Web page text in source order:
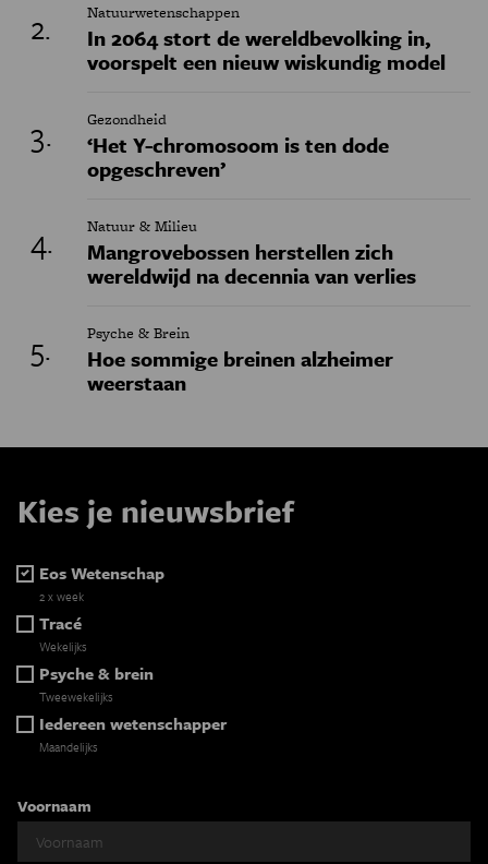
Natuurwetenschappen
In 2064 stort de wereldbevolking in,
voorspelt een nieuw wiskundig model
Gezondheid
‘Het Y-chromosoom is ten dode
opgeschreven’
Natuur & Milieu
Mangrovebossen herstellen zich
wereldwijd na decennia van verlies
Psyche & Brein
Hoe sommige breinen alzheimer
weerstaan
Kies je nieuwsbrief
Eos Wetenschap
2 x week
Tracé
Wekelijks
Psyche & brein
Tweewekelijks
Iedereen wetenschapper
Maandelijks
Voornaam